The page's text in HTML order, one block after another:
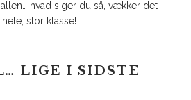
hvad siger du så, vækker det
stor klasse!
LIGE I SIDSTE